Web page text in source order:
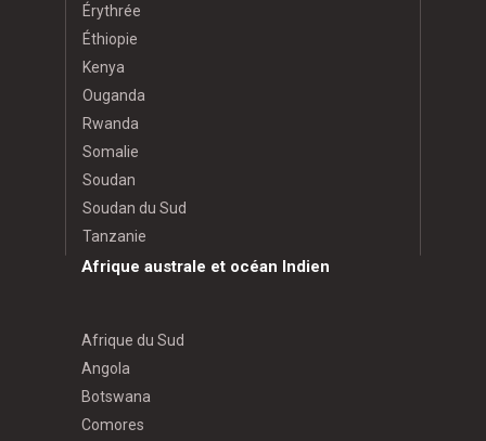
Érythrée
Éthiopie
Kenya
Ouganda
Rwanda
Somalie
Soudan
Soudan du Sud
Tanzanie
Afrique australe et océan Indien
Afrique du Sud
Angola
Botswana
Comores